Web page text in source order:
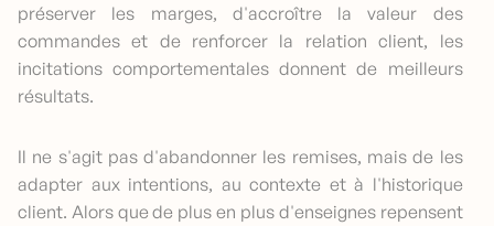
préserver les marges, d'accroître la valeur des
commandes et de renforcer la relation client, les
incitations comportementales donnent de meilleurs
résultats.
Il ne s'agit pas d'abandonner les remises, mais de les
adapter aux intentions, au contexte et à l'historique
client. Alors que de plus en plus d'enseignes repensent